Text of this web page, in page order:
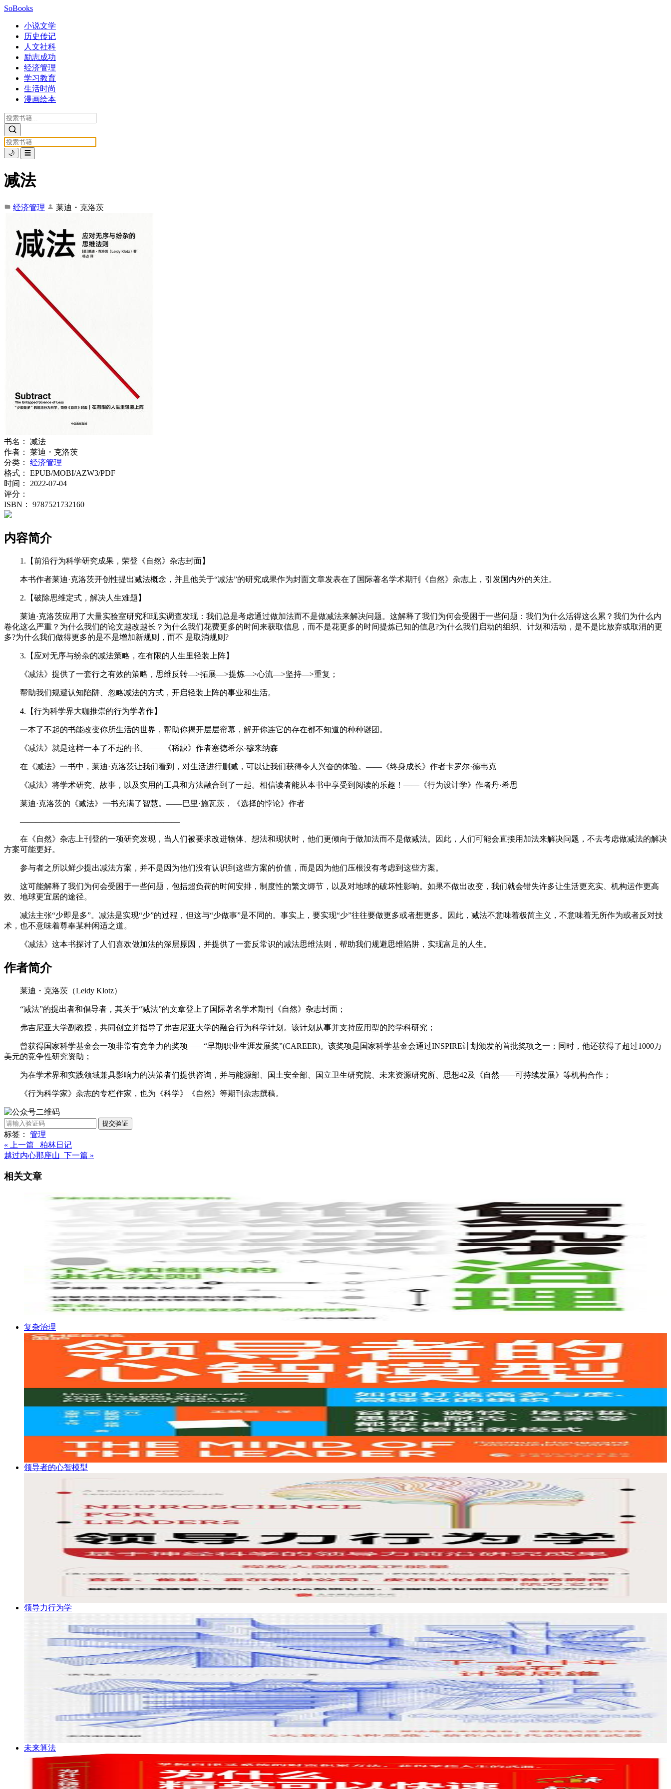
SoBooks
小说文学
历史传记
人文社科
励志成功
经济管理
学习教育
生活时尚
漫画绘本
🌙 ☰
减法
经济管理 莱迪・克洛茨
书名：
减法
作者：
莱迪・克洛茨
分类：
经济管理
格式：
EPUB/MOBI/AZW3/PDF
时间：
2022-07-04
评分：
ISBN：
9787521732160
内容简介
1.【前沿行为科学研究成果，荣登《自然》杂志封面】
本书作者莱迪·克洛茨开创性提出减法概念，并且他关于“减法”的研究成果作为封面文章发表在了国际著名学术期刊《自然》杂志上，引发国内外的关注。
2.【破除思维定式，解决人生难题】
莱迪·克洛茨应用了大量实验室研究和现实调查发现：我们总是考虑通过做加法而不是做减法来解决问题。这解释了我们为何会受困于一些问题：我们为什么活得这么累？我们为什么内
卷化这么严重？为什么我们的论文越改越长？为什么我们花费更多的时间来获取信息，而不是花更多的时间提炼已知的信息?为什么我们启动的组织、计划和活动，是不是比放弃或取消的更
多?为什么我们做得更多的是不是增加新规则，而不 是取消规则?
3.【应对无序与纷杂的减法策略，在有限的人生里轻装上阵】
《减法》提供了一套行之有效的策略，思维反转—>拓展—>提炼—>心流—>坚持—>重复；
帮助我们规避认知陷阱、忽略减法的方式，开启轻装上阵的事业和生活。
4.【行为科学界大咖推崇的行为学著作】
一本了不起的书能改变你所生活的世界，帮助你揭开层层帘幕，解开你连它的存在都不知道的种种谜团。
《减法》就是这样一本了不起的书。——《稀缺》作者塞德希尔·穆来纳森
在《减法》一书中，莱迪·克洛茨让我们看到，对生活进行删减，可以让我们获得令人兴奋的体验。——《终身成长》作者卡罗尔·德韦克
《减法》将学术研究、故事，以及实用的工具和方法融合到了一起。相信读者能从本书中享受到阅读的乐趣！——《行为设计学》作者丹·希思
莱迪·克洛茨的《减法》一书充满了智慧。——巴里·施瓦茨，《选择的悖论》作者
————————————————————
在《自然》杂志上刊登的一项研究发现，当人们被要求改进物体、想法和现状时，他们更倾向于做加法而不是做减法。因此，人们可能会直接用加法来解决问题，不去考虑做减法的解决
方案可能更好。
参与者之所以鲜少提出减法方案，并不是因为他们没有认识到这些方案的价值，而是因为他们压根没有考虑到这些方案。
这可能解释了我们为何会受困于一些问题，包括超负荷的时间安排，制度性的繁文缛节，以及对地球的破坏性影响。如果不做出改变，我们就会错失许多让生活更充实、机构运作更高
效、地球更宜居的途径。
减法主张“少即是多”。减法是实现“少”的过程，但这与“少做事”是不同的。事实上，要实现“少”往往要做更多或者想更多。因此，减法不意味着极简主义，不意味着无所作为或者反对技
术，也不意味着尊奉某种闲适之道。
《减法》这本书探讨了人们喜欢做加法的深层原因，并提供了一套反常识的减法思维法则，帮助我们规避思维陷阱，实现富足的人生。
作者简介
莱迪・克洛茨（Leidy Klotz）
“减法”的提出者和倡导者，其关于“减法”的文章登上了国际著名学术期刊《自然》杂志封面；
弗吉尼亚大学副教授，共同创立并指导了弗吉尼亚大学的融合行为科学计划。该计划从事并支持应用型的跨学科研究；
曾获得国家科学基金会一项非常有竞争力的奖项——“早期职业生涯发展奖”(CAREER)。该奖项是国家科学基金会通过INSPIRE计划颁发的首批奖项之一；同时，他还获得了超过1000万
美元的竞争性研究资助；
为在学术界和实践领域兼具影响力的决策者们提供咨询，并与能源部、国土安全部、国立卫生研究院、未来资源研究所、思想42及《自然——可持续发展》等机构合作；
《行为科学家》杂志的专栏作家，也为《科学》《自然》等期刊杂志撰稿。
提交验证
标签：
管理
« 上一篇 柏林日记
越过内心那座山 下一篇 »
相关文章
复杂治理
领导者的心智模型
领导力行为学
未来算法